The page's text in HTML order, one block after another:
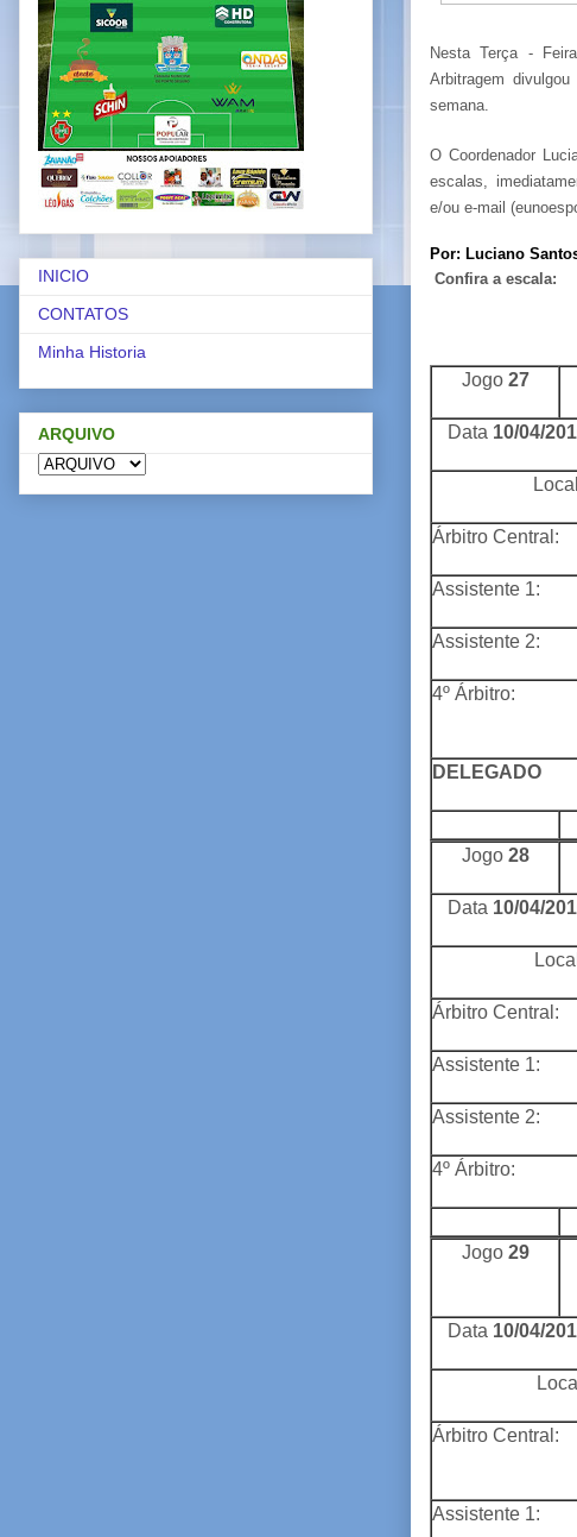
Nesta Terça -
Arbitragem
semana.
O Coordenador
escalas,
e/ou e-mail
Por: Luciano
Confira a escala:
Jogo 27
Data 10/04/
Árbitro Central:
Assistente 1:
Assistente 2:
4º Árbitro:
DELEGADO
Jogo 28
Data 10/04/
Árbitro Central:
Assistente 1:
Assistente 2:
4º Árbitro:
Jogo 29
Data 10/04/
Árbitro Central:
Assistente 1:
INICIO
CONTATOS
Minha Historia
ARQUIVO